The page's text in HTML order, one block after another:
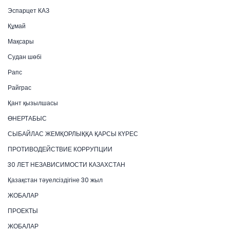
Эспарцет КАЗ
Құмай
Мақсары
Судан шөбі
Рапс
Райграс
Қант қызылшасы
ӨНЕРТАБЫС
СЫБАЙЛАС ЖЕМҚОРЛЫҚҚА ҚАРСЫ КҮРЕС
ПРОТИВОДЕЙСТВИЕ КОРРУПЦИИ
30 ЛЕТ НЕЗАВИСИМОСТИ КАЗАХСТАН
Қазақстан тәуелсіздігіне 30 жыл
ЖОБАЛАР
ПРОЕКТЫ
ЖОБАЛАР